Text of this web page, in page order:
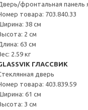
фронтальная панель
товара: 703.840.33
38 см
2 см
63 см
2.59 кг
ГЛАССВИК
дверь
товара: 403.839.59
61 см
3 см